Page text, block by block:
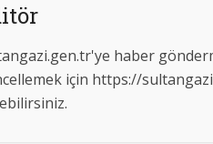
haber
için https://